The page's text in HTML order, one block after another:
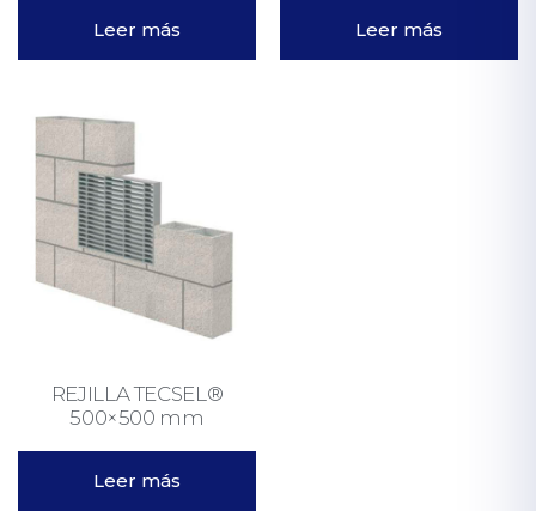
Leer más Leer más
REJILLA TECSEL®
500×500 mm
Leer más